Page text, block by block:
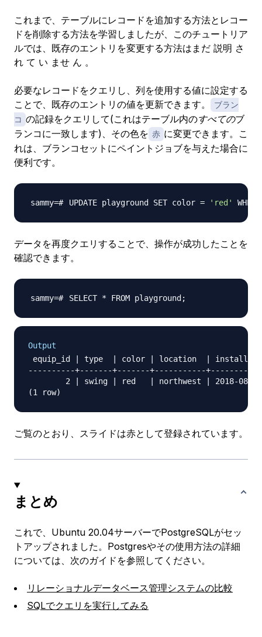
これまで、テーブルにレコードを追加する方法とレコー
ドを削除する方法を学習しましたが、このチュートリア
ルでは、既存のエントリを変更する方法はまだ 説明 さ
れ て い ませ ん 。
必要なレコードをクエリし、列を使用する値に設定する
ことで、既存のエントリの値を更新できます。
ブラン
コ の記録をクエリして(これはテーブル内のすべてのブ
ランコに一致します)、その色を 赤 に変更できます。こ
れは、ブランコセットにペイントジョブを与えた場合に
便利です。
UPDATE playground SET color = 'red'
データを再度クエリすることで、操作が成功したことを
確認できます。
SELECT * FROM playground ;
Output
equip_id | type  | color | location  |
----------+-------+-------+-----------
        2 | swing | red   | northwest | 2018-08-16
ご覧のとおり、スライドは赤として登録されています。
まとめ
これで、Ubuntu 20.04サーバーでPostgreSQLがセッ
トアップされました。Postgresやその使用方法の詳細
については、次のガイドを参照してください。
リレーショナルデータベース管理システムの比較
SQLでクエリを実行してみる